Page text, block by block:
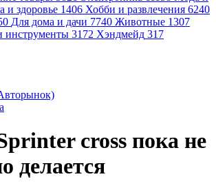
и здоровье 1406 Хобби и развлечения 6240
Для дома и дачи 7740 Животные 1307
инструменты 3172 Хэндмейд 317
cross пока не
делается